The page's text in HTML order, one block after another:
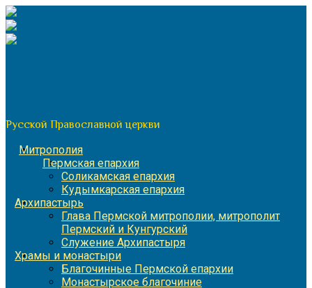
Перейти
к
содержимому
Русской Православной церкви
Митрополия
Пермская епархия
Соликамская епархия
Кудымкарская епархия
Архипастырь
Глава Пермской митрополии, митрополит
Пермский и Кунгурский
Служение Архипастыря
Храмы и монастыри
Благочинные Пермской епархии
Монастырское благочиние